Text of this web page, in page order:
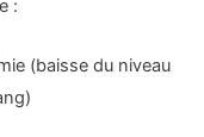
:
(baisse du niveau